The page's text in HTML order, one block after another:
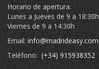
Horario de apertura:
Lunes a Jueves de 9 a 18:30h
Viernes de 9 a 14:30h
Email: info@madrideasy.com
Teléfono: (+34) 915938352